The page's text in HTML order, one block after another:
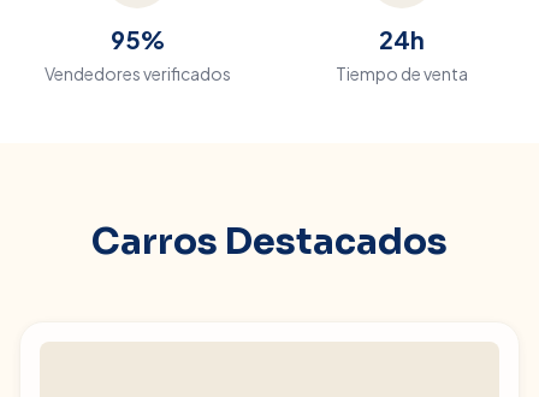
95%
Vendedores verificados
24h
Tiempo de venta
Carros Destacados